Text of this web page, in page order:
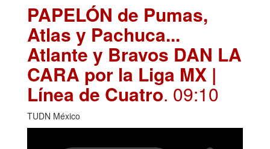
PAPELÓN de Pumas,
Atlas y Pachuca...
Atlante y Bravos DAN LA
CARA por la Liga MX |
Línea de Cuatro. 09:10
TUDN México